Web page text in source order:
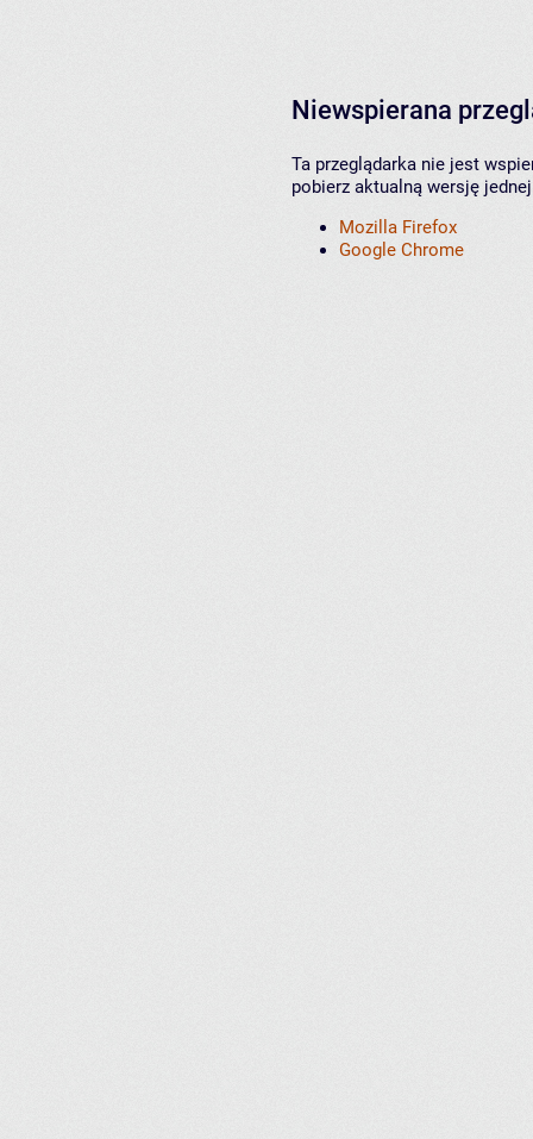
Niewspierana
Ta przeglądarka nie jest
pobierz aktualną wersję
Mozilla Firefox
Google Chrome